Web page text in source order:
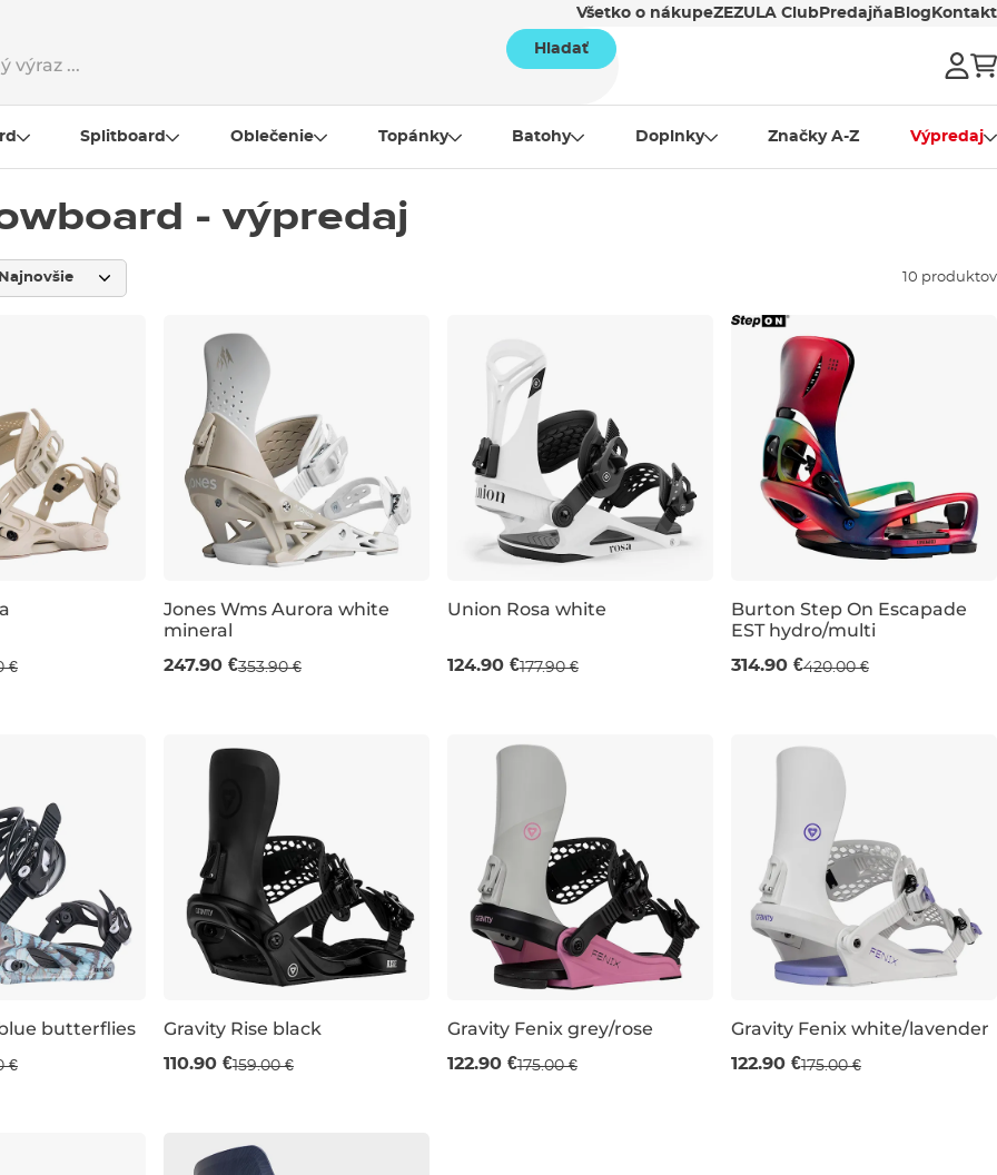
Všetko o nákupeZEZULA Club Predajňa Blog Kontakt
Hladať
Splitboard Oblečenie Topánky Batohy Doplnky Značky A-Z Výpredaj
- výpredaj
10 produktov
€
Výpredaj -30 %
Jones Wms Aurora white
mineral
247.90 €353.90 €
Union Rosa white
124.90 €177.90 €
Výpredaj -25 %
Burton Step On Escapade
EST hydro/multi
314.90 €420.00 €
butterflies
€
Výpredaj -30 %
Gravity Rise black
110.90 €159.00 €
Výpredaj -30 %
Gravity Fenix grey/rose
122.90 €175.00 €
Výpredaj -30 %
Gravity Fenix white/lavender
122.90 €175.00 €